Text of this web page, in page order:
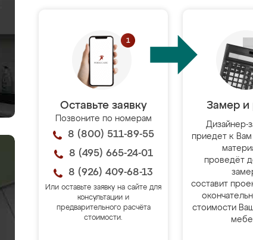
Оставьте заявку
Позвоните по номерам
8 (800) 511-89-55
8 (495) 665-24-01
8 (926) 409-68-13
Или оставьте заявку на сайте для
консультации и
предварительного расчёта
стоимости.
Замер и
Дизайнер-
приедет к Вам
проведёт
составит
стоимости